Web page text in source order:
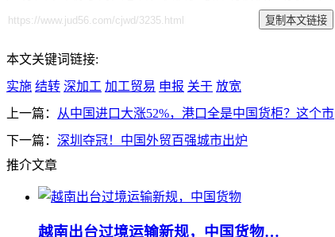
本文关键词链接:
实施 结转 深加工 加工贸易 申报 关于 放宽
上一篇：
从中国进口大涨52%，港口全是中国货柜？这个市
下一篇： 深圳夺冠！中国外贸百强城市出炉
推介文章
越南出台过境运输新规，中国货物…